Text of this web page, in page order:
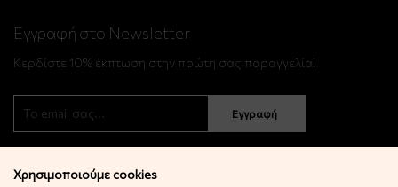
Εγγραφή στο Newsletter
Κερδίστε 10% έκπτωση στην πρώτη σας παραγγελία!
Εγγραφή
Χρησιμοποιούμε cookies